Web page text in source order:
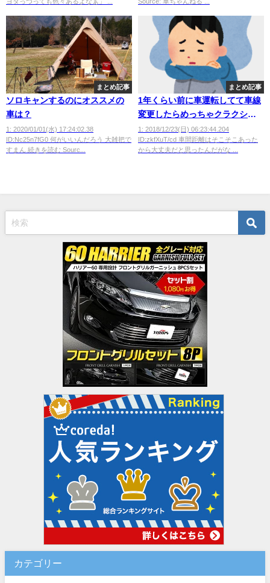
まとめ記事
ソロキャンするのにオススメの
車は？
1: 2020/01/01(水) 17:24:02.38
ID:Nc25n7fG0 何がいいんだろう 大雑把で
すまん 続きを読む Sourc...
まとめ記事
1年くらい前に車運転してて車線
変更したらめっちゃクラクショ
ン鳴らされながら追いかけられ
たの思い出して鬱
1: 2018/12/23(日) 06:23:44.204
ID:zkfXuT/cd 車間距離はそこそこあった
から大丈夫だと思ったんだがな ...
カテゴリー